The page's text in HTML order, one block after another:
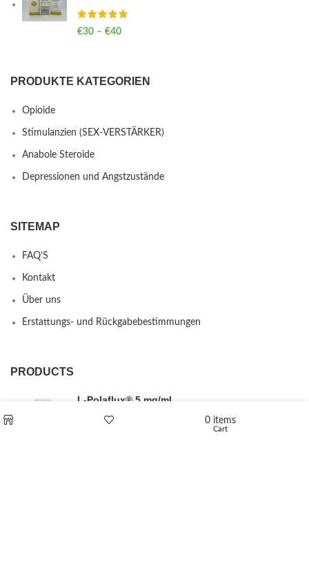
€30 – €40
PRODUKTE KATEGORIEN
Opioide
Stimulanzien (SEX-VERSTÄRKER)
Anabole Steroide
Depressionen und Angstzustände
SITEMAP
FAQ’S
Kontakt
Über uns
Erstattungs- und Rückgabebestimmungen
PRODUCTS
L-Polaflux® 5 mg/ml
0 items
Cart